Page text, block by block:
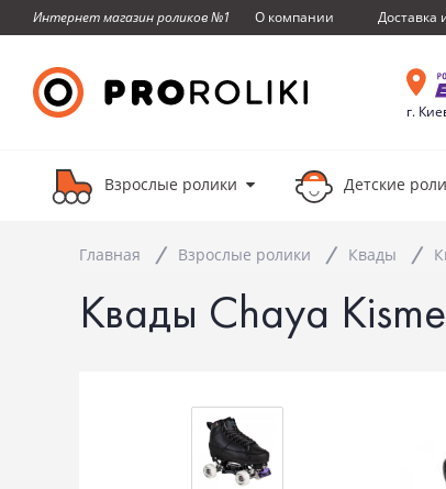
Интернет магазин роликов №1 О компании Доставка
г.
Взрослые ролики Детские
Главная Взрослые ролики Квады
Квады Chaya